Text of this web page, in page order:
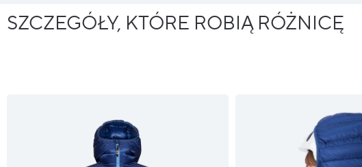
SZCZEGÓŁY, KTÓRE ROBIĄ RÓŻNICĘ